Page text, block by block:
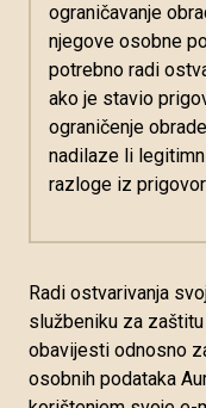
ograničavanje
njegove osobne
potrebno radi
ako je stavio
ograničenje
nadilaze li
razloge iz
Radi ostvarivanja
službeniku za
obavijesti odnosno
osobnih podataka